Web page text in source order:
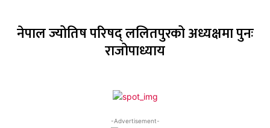
नेपाल ज्योतिष परिषद् ललितपुरको अध्यक्षमा पुनः
राजोपाध्याय
-Advertisement-